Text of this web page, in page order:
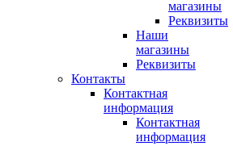
магазины
Реквизиты
Наши
магазины
Реквизиты
Контакты
Контактная
информация
Контактная
информация